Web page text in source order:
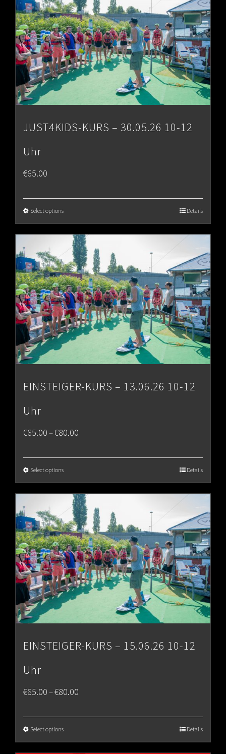
JUST4KIDS-KURS – 30.05.26 10-12
Uhr
€65.00
Select options Details
EINSTEIGER-KURS – 13.06.26 10-12
Uhr
€65.00–€80.00
€80.00
Select options Details
EINSTEIGER-KURS – 15.06.26 10-12
Uhr
€65.00–€80.00
Select options Details